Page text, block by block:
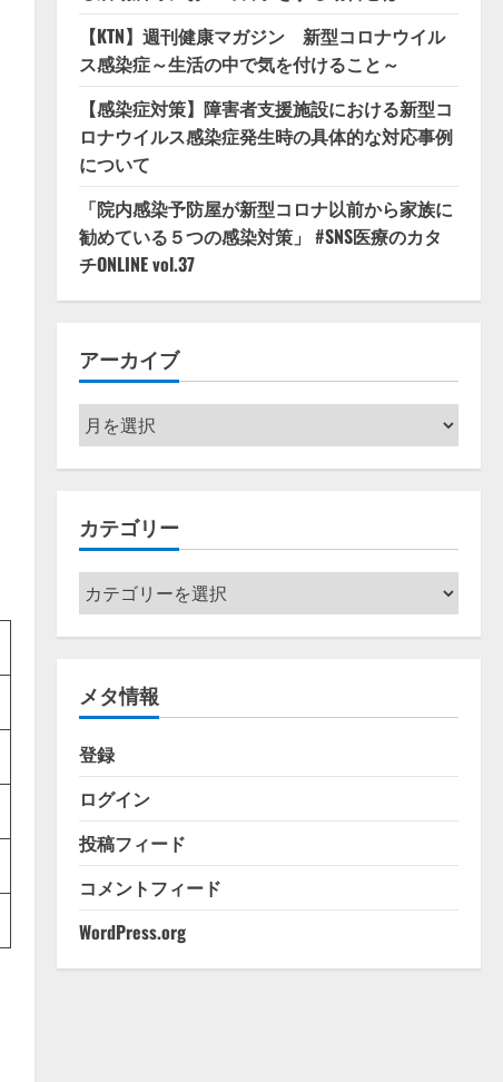
【KTN】週刊健康マガジン 新型コロナウイル
ス感染症～生活の中で気を付けること～
【感染症対策】障害者支援施設における新型コ
ロナウイルス感染症発生時の具体的な対応事例
について
「院内感染予防屋が新型コロナ以前から家族に
勧めている５つの感染対策」 #SNS医療のカタ
チONLINE vol.37
アーカイブ
ア
ー
カ
ブ
カテゴリー
カ
テ
ゴ
ー
メタ情報
登録
ログイン
投稿フィード
コメントフィード
WordPress.org